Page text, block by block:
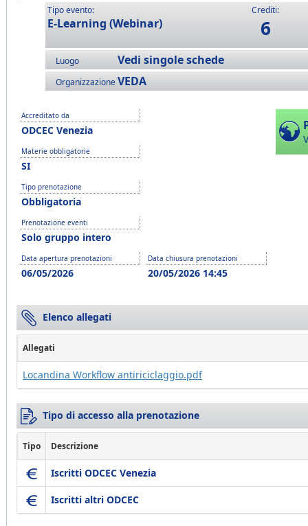
Tipo evento:
E-Learning (Webinar)
Crediti:
6
Luogo Vedi singole schede
OrganizzazioneVEDA
Accreditato da
ODCEC Venezia
Materie obbligatorie
SI
Tipo prenotazione
Obbligatoria
Prenotazione eventi
Solo gruppo intero
Data apertura prenotazioni
06/05/2026
Data chiusura prenotazioni
20/05/2026 14:45
Elenco allegati
Allegati
Locandina Workflow antiriciclaggio.pdf
Tipo di accesso alla prenotazione
Tipo Descrizione
Iscritti ODCEC Venezia
Iscritti altri ODCEC